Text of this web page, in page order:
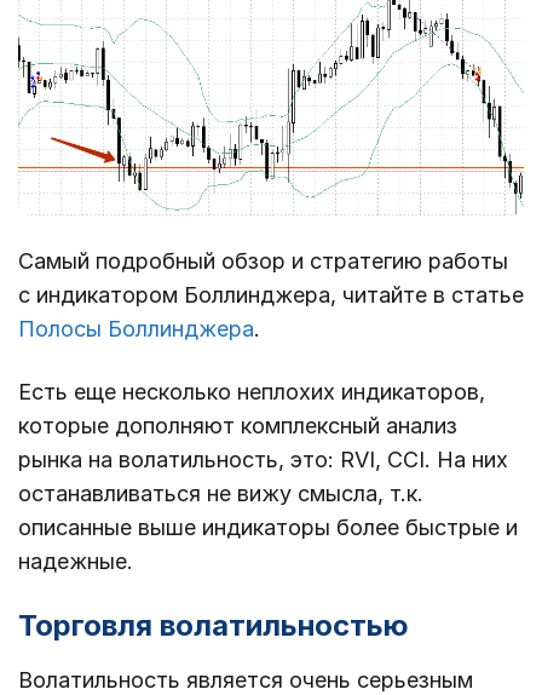
Самый подробный обзор и стратегию работы
с индикатором Боллинджера, читайте в статье
Полосы Боллинджера.
Есть еще несколько неплохих индикаторов,
которые дополняют комплексный анализ
рынка на волатильность, это: RVI, CCI. На них
останавливаться не вижу смысла, т.к.
описанные выше индикаторы более быстрые и
надежные.
Торговля волатильностью
Волатильность является очень серьезным